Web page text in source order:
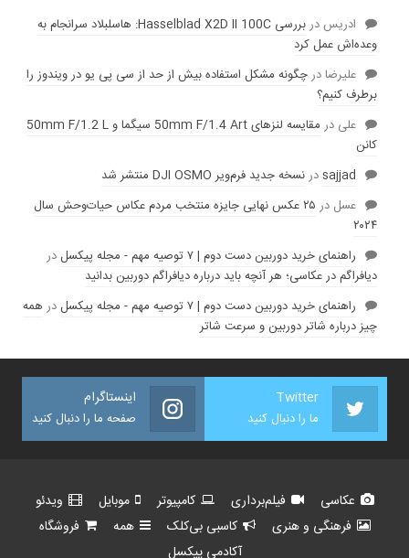
ادریس در
بررسی Hasselblad X2D II 100C: هاسلبلاد سرانجام به
وعده‌‌اش عمل کرد
عليرضادرچگونه مشکل استفاده بیش از حد از سی پی یو در ویندوز را
برطرف کنیم؟
علی در
مقایسه لنز‌های 50mm F/1.4 Art سیگما و 50mm F/1.2 L
کانن
sajjadدرنسخه جدید فرم‌ویر DJI OSMO منتشر شد
عسل در
۲۵ عکس نهایی جایزه منتخب مردم عکاس حیات‌وحش سال
۲۰۲۴
راهنمای خرید دوربین دست دوم | ۷ توصیه مهم - مجله پیکسل
در
دیافراگم در عکاسی؛ هر آنچه باید درباره دیافراگم دوربین بدانید
راهنمای خرید دوربین دست دوم | ۷ توصیه مهم - مجله پیکسل
در همه
چیز درباره شاتر دوربین و سرعت شاتر
Twitter
ما را دنبال کنید
اینستاگرام
صفحه ما را دنبال کنید
عکاسی فیلم‌برداری کامپیوتر موبایل
ویدئو
فرهنگی و هنری
کاسبی بی‌کلک همه
فروشگاه
آکادمی پیکسل